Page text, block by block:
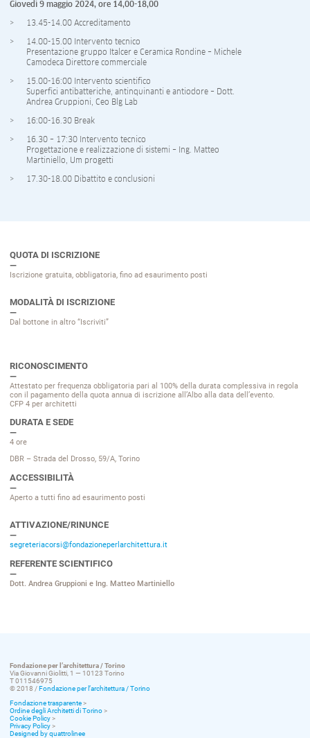
Giovedì 9 maggio 2024, ore 14,00-18,00
13.45-14.00 Accreditamento
14.00-15.00 Intervento tecnico
Presentazione gruppo Italcer e Ceramica Rondine – Michele
Camodeca Direttore commerciale
15.00-16:00 Intervento scientifico
Superfici antibatteriche, antinquinanti e antiodore – Dott.
Andrea Gruppioni, Ceo Blg Lab
16:00-16.30 Break
16.30 – 17:30 Intervento tecnico
Progettazione e realizzazione di sistemi – Ing. Matteo
Martiniello, Um progetti
17.30-18.00 Dibattito e conclusioni
QUOTA DI ISCRIZIONE
Iscrizione gratuita, obbligatoria, fino ad esaurimento posti
MODALITÀ DI ISCRIZIONE
Dal bottone in altro “Iscriviti”
RICONOSCIMENTO
Attestato per frequenza obbligatoria pari al 100% della durata complessiva in regola
con il pagamento della quota annua di iscrizione all’Albo alla data dell’evento.
CFP 4 per architetti
DURATA E SEDE
4 ore
DBR – Strada del Drosso, 59/A, Torino
ACCESSIBILITÀ
Aperto a tutti fino ad esaurimento posti
ATTIVAZIONE/RINUNCE
segreteriacorsi@fondazioneperlarchitettura.it
REFERENTE SCIENTIFICO
Dott. Andrea Gruppioni e Ing. Matteo Martiniello
Fondazione per l’architettura / Torino
Via Giovanni Giolitti, 1 — 10123 Torino
T 011546975
© 2018 /Fondazione per l’architettura / Torino
Fondazione trasparente>
Ordine degli Architetti di Torino>
Cookie Policy>
Privacy Policy>
Designed by quattrolinee